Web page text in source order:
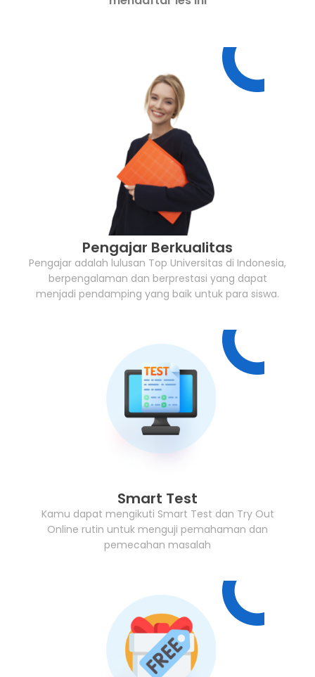
Pengajar Berkualitas
Pengajar adalah lulusan Top Universitas di Indonesia,
berpengalaman dan berprestasi yang dapat
menjadi pendamping yang baik untuk para siswa.
Smart Test
Kamu dapat mengikuti Smart Test dan Try Out
Online rutin untuk menguji pemahaman dan
pemecahan masalah